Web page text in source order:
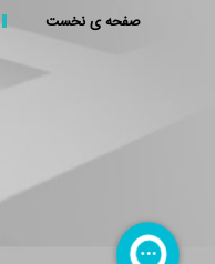
صفحه ی نخست